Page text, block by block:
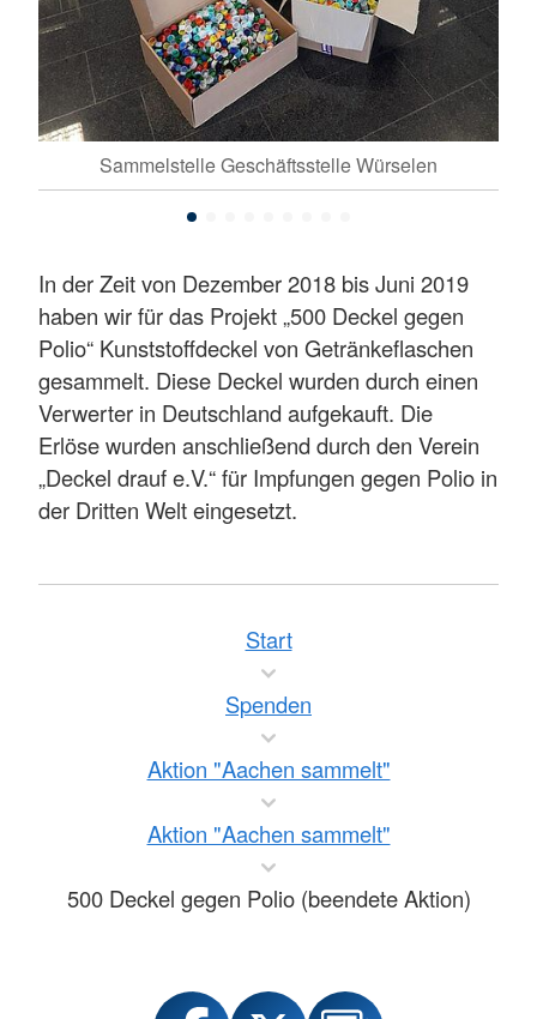
Sammelstelle Geschäftsstelle Würselen
In der Zeit von Dezember 2018 bis Juni 2019
haben wir für das Projekt „500 Deckel gegen
Polio“ Kunststoffdeckel von Getränkeflaschen
gesammelt. Diese Deckel wurden durch einen
Verwerter in Deutschland aufgekauft. Die
Erlöse wurden anschließend durch den Verein
„Deckel drauf e.V.“ für Impfungen gegen Polio in
der Dritten Welt eingesetzt.
Start
Spenden
Aktion "Aachen sammelt"
Aktion "Aachen sammelt"
500 Deckel gegen Polio (beendete Aktion)